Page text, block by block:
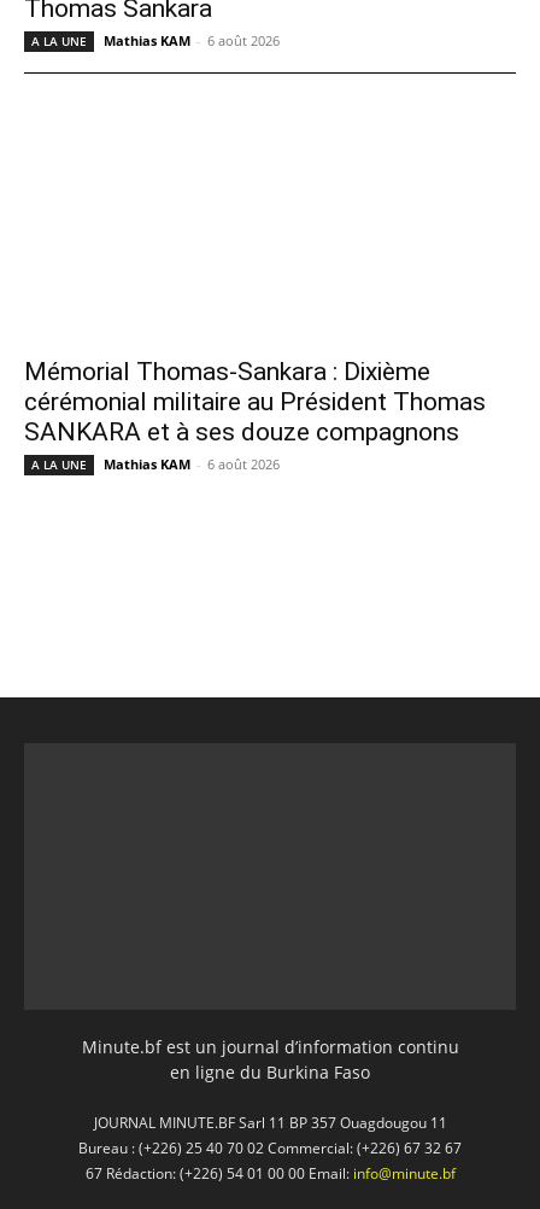
Thomas Sankara
A LA UNE Mathias KAM - 6 août 2026
Mémorial Thomas-Sankara : Dixième
cérémonial militaire au Président Thomas
SANKARA et à ses douze compagnons
A LA UNE Mathias KAM - 6 août 2026
Minute.bf est un journal d’information continu
en ligne du Burkina Faso
JOURNAL MINUTE.BF Sarl 11 BP 357 Ouagdougou 11
Bureau : (+226) 25 40 70 02 Commercial: (+226) 67 32 67
67 Rédaction: (+226) 54 01 00 00 Email: info@minute.bf